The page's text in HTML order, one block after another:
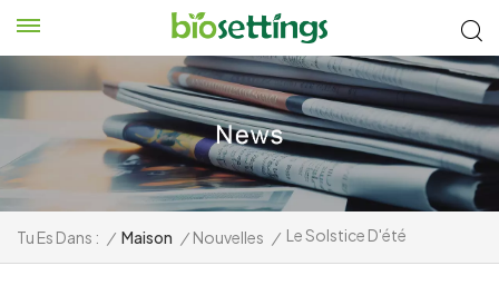
Tu Es Dans : / Maison / Nouvelles / Le Solstice D'été